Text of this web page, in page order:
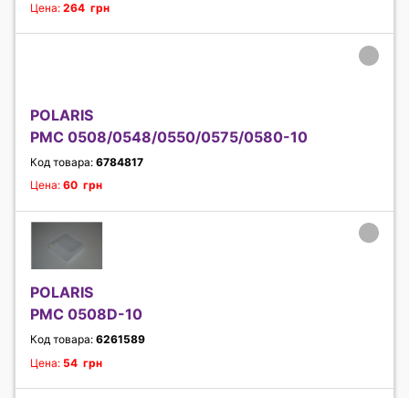
Цена: 264 грн
POLARIS
PMC 0508/0548/0550/0575/0580-10
Код товара: 6784817
Цена: 60 грн
POLARIS
PMC 0508D-10
Код товара: 6261589
Цена: 54 грн